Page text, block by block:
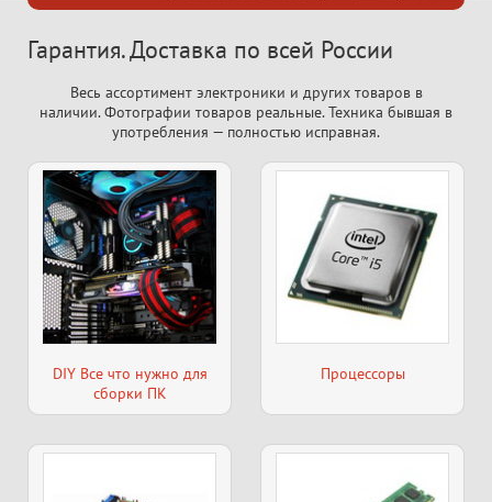
Гарантия. Доставка по всей России
Весь ассортимент электроники и других товаров в
наличии. Фотографии товаров реальные. Техника бывшая в
употребления — полностью исправная.
DIY Все что нужно для
сборки ПК
Процессоры